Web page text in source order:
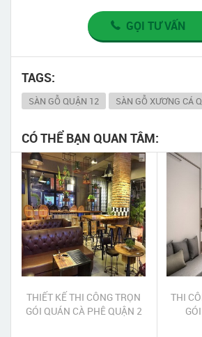
GỌI TƯ VẤN
TAGS:
SÀN GỖ QUẬN 12 SÀN GỖ XƯƠNG CÁ
CÓ THỂ BẠN QUAN TÂM:
THIẾT KẾ THI CÔNG TRỌN
GÓI QUÁN CÀ PHÊ QUẬN 2
THI